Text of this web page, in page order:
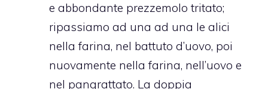
e abbondante prezzemolo tritato;
ripassiamo ad una ad una le alici
nella farina, nel battuto d’uovo, poi
nuovamente nella farina, nell’uovo e
nel pangrattato. La doppia